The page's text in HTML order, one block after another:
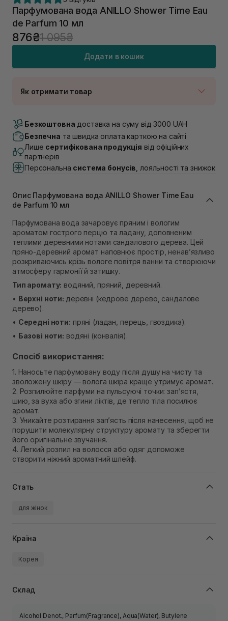
Парфумована вода ANILLO Shower Time Eau
de Parfum 10 мл
876₴1 095₴
Додати в кошик
Як отримати товар
В наявності
Самовивіз м. Луцьк, вул. Винниченка 4
В наявності
Самовивіз м. Львів, вул. Академіка Підстригача, 1В
(Duck’s Lake)
В наявності
В наявності
Самовивіз м. Львів, вул. Степана Бандери 45
Самовивіз м. Рівне, вул. 16-го Липня, 15
В наявності
Самовивіз м. Рівне, вул. Кулика і Гудачека 23 (ТЦ
Екватор)
В наявності
Безкоштовна доставка на суму від 3000 UAH
Безпечна та швидка оплата карткою на сайті
Лише сертифікована продукція від офіційних
партнерів
Персональна система бонусів , лояльності та знижок
Опис Парфумована вода ANILLO Shower Time Eau
de Parfum 10 мл
Парфумована вода зачаровує пряним і вологим
ароматом гострого перцю та ладану, доповненим
теплими деревними нотами сандалового дерева. Цей
пряно-деревний аромат наповнює простір, ненав’язливо
розкриваючись крізь вологе повітря ванни та створюючи
атмосферу гармонії й затишку.
Тип аромату: водяний, пряний, деревний.
• Верхні ноти: деревні (кедрове дерево, сандалове
дерево).
• Середні ноти: пряні (ладан, перець, гвоздика).
• Базові ноти: водяні (конвалія).
Спосіб використання:
1. Наносьте парфумовану воду після душу на чисту та
зволожену шкіру — волога шкіра краще утримує аромат.
2. Розпилюйте парфуми на пульсуючі точки: зап’ястя,
шию, за вуха або згини ліктів, де тепло тіла посилює
аромат.
3. Уникайте розтирання зап’ясть після нанесення, щоб не
порушити молекулярну структуру аромату та зберегти
його оригінальне звучання.
4. Легкий розпил на волосся або одяг допоможе
створити ніжний ароматний шлейф.
Стать
для жінок
Країна
Корея
Склад
Alcohol Denot., Parfum(Fragrance), Aqua(Water), Butylene